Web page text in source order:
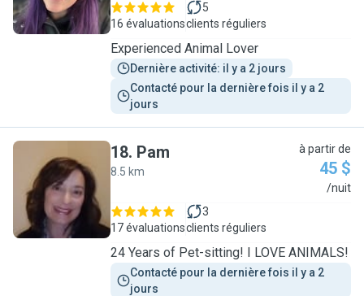
16 évaluations
5
clients réguliers
Experienced Animal Lover
Dernière activité: il y a 2 jours
Contacté pour la dernière fois il y a 2
jours
P
18. Pam
8.5 km
à partir de
45 $
/nuit
17 évaluations
3
clients réguliers
24 Years of Pet-sitting! I LOVE ANIMALS!
Contacté pour la dernière fois il y a 2
jours